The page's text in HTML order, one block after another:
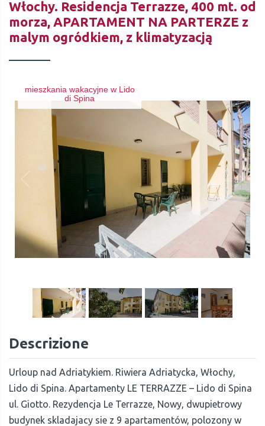
Włochy. Residencja Terrazze, 400 mt. od
morza, APARTAMENT NA PARTERZE z
malym ogródkiem, z klimatyzacją
mieszkania wakacyjne w Lido
di Spina
Descrizione
Urloup nad Adriatykiem. Riwiera Adriatycka, Włochy,
Lido di Spina. Apartamenty LE TERRAZZE – Lido di Spina
ul. Giotto. Rezydencja Le Terrazze, Nowy, dwupietrowy
budynek skladajacy sie z 9 apartamentów, polozony w